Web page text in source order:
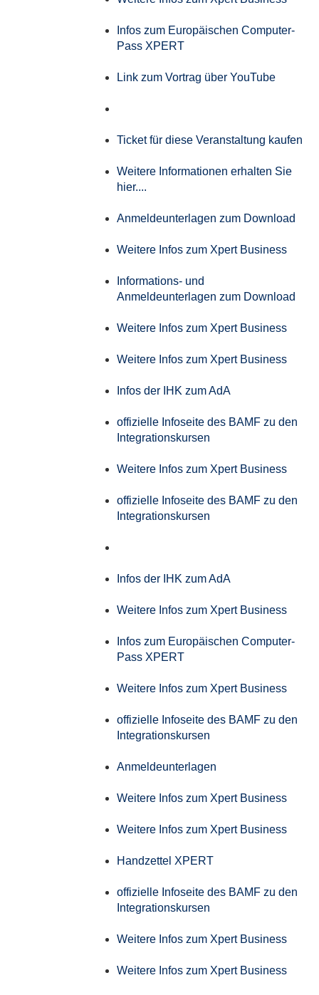
Infos zum Europäischen Computer-
Pass XPERT
Link zum Vortrag über YouTube
Ticket für diese Veranstaltung kaufen
Weitere Informationen erhalten Sie
hier....
Anmeldeunterlagen zum Download
Weitere Infos zum Xpert Business
Informations- und
Anmeldeunterlagen zum Download
Weitere Infos zum Xpert Business
Weitere Infos zum Xpert Business
Infos der IHK zum AdA
offizielle Infoseite des BAMF zu den
Integrationskursen
Weitere Infos zum Xpert Business
offizielle Infoseite des BAMF zu den
Integrationskursen
Infos der IHK zum AdA
Weitere Infos zum Xpert Business
Infos zum Europäischen Computer-
Pass XPERT
Weitere Infos zum Xpert Business
offizielle Infoseite des BAMF zu den
Integrationskursen
Anmeldeunterlagen
Weitere Infos zum Xpert Business
Weitere Infos zum Xpert Business
Handzettel XPERT
offizielle Infoseite des BAMF zu den
Integrationskursen
Weitere Infos zum Xpert Business
Weitere Infos zum Xpert Business